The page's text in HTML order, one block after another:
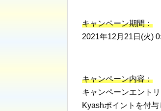
キャンペーン期間：
2021年12月21日(火)
キャンペーン内容：
キャンペーンエント
Kyashポイントを付与